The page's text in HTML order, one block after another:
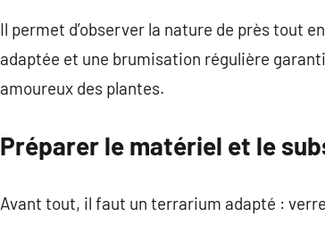
Il permet d’observer la nature de près tout
adaptée et une brumisation régulière
amoureux des plantes.
Préparer le matériel et le
Avant tout, il faut un terrarium adapté :